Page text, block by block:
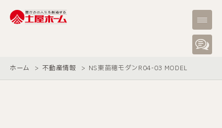
ホーム 不動産情報 NS東苗穂モダンR04-03 MODEL